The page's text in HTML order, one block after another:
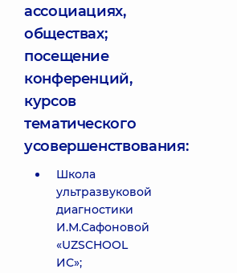
ассоциациях,
обществах;
посещение
конференций,
курсов
тематического
усовершенствования:
Школа
ультразвуковой
диагностики
И.М.Сафоновой
«UZSCHOOL
ИС»;